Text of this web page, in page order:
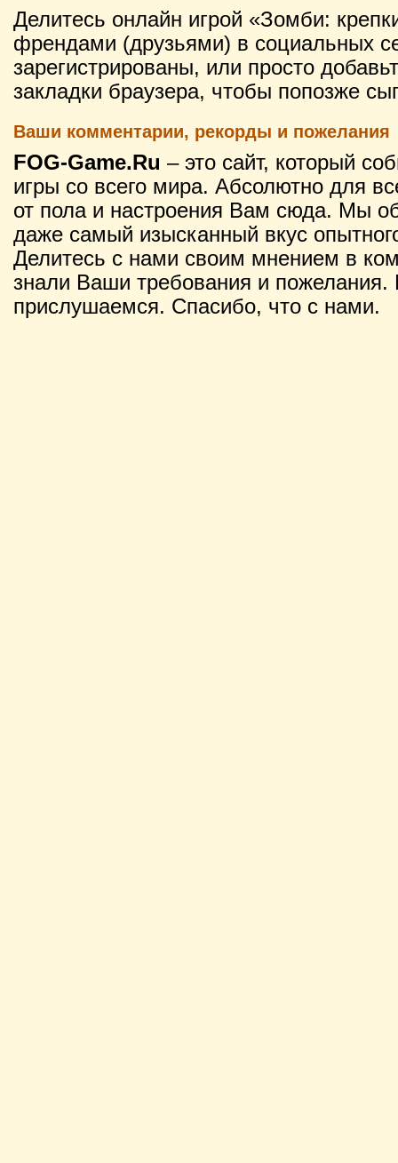
Делитесь онлайн игрой «Зомби:
френдами (друзьями) в социальных
зарегистрированы, или просто
закладки браузера, чтобы попозже
Ваши комментарии, рекорды и пожелания
FOG-Game.Ru – это сайт, который
игры со всего мира. Абсолютно для
от пола и настроения Вам сюда. Мы
даже самый изысканный вкус
Делитесь с нами своим мнением в
знали Ваши требования и
прислушаемся. Спасибо, что с нами.